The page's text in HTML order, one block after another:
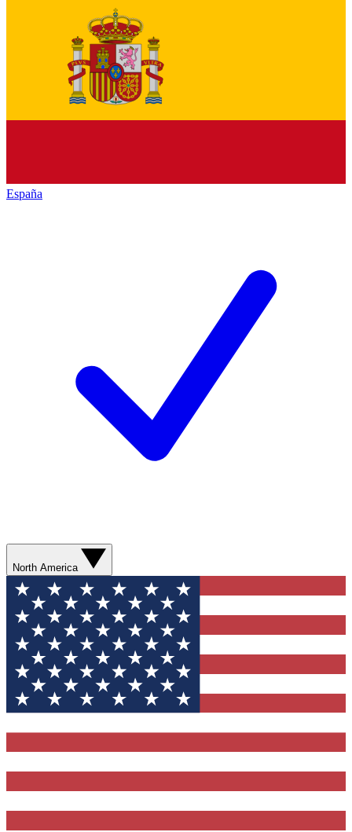
España
North America